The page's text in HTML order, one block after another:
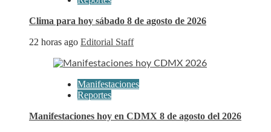
Clima para hoy sábado 8 de agosto de 2026
22 horas ago Editorial Staff
Manifestaciones
Reportes
Manifestaciones hoy en CDMX 8 de agosto del 2026